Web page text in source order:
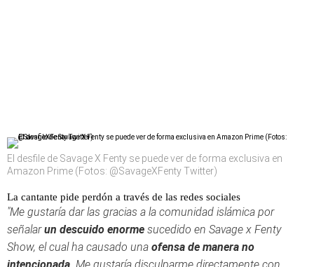
El desfile de Savage X Fenty se puede ver de forma exclusiva en
Amazon Prime (Fotos: @SavageXFenty Twitter)
La cantante pide perdón a través de las redes sociales
"Me gustaría dar las gracias a la comunidad islámica por
señalarun descuido enorme sucedido en Savage x Fenty
Show, el cual ha causado una ofensa de manera no
intencionada . Me gustaría disculparme directamente con